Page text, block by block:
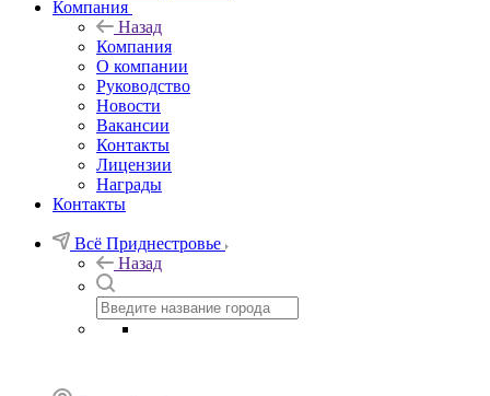
Компания
Назад
Компания
О компании
Руководство
Новости
Вакансии
Контакты
Лицензии
Награды
Контакты
Всё Приднестровье
Назад